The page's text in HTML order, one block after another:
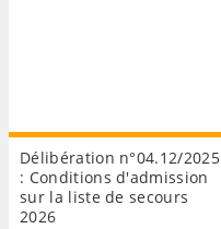
Délibération n°04.12/2025
: Conditions d'admission
sur la liste de secours
2026